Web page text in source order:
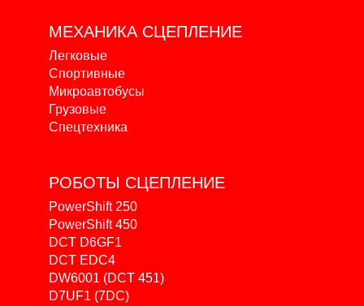
МЕХАНИКА СЦЕПЛЕНИЕ
Легковые
Спортивные
Микроавтобусы
Грузовые
Спецтехника
РОБОТЫ СЦЕПЛЕНИЕ
PowerShift 250
PowerShift 450
DCT D6GF1
DCT EDC4
DW6001 (DCT 451)
D7UF1 (7DC)